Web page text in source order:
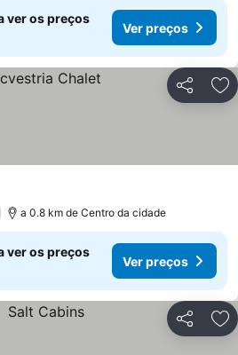
ver os preços
Ver preços
Partilhar
a 0.8 km de Centro da cidade
ver os preços
Ver preços
Partilhar